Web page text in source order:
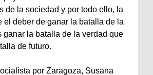
de la sociedad y por todo ello, la
el deber de ganar la batalla de la
ganar la batalla de la verdad que
de futuro.
por Zaragoza, Susana